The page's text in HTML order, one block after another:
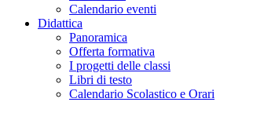
Calendario eventi
Didattica
Panoramica
Offerta formativa
I progetti delle classi
Libri di testo
Calendario Scolastico e Orari